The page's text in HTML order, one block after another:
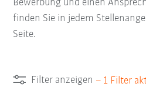
Bewerbung und einen
finden Sie in jedem
Seite.
Filter anzeigen – 1 Filter